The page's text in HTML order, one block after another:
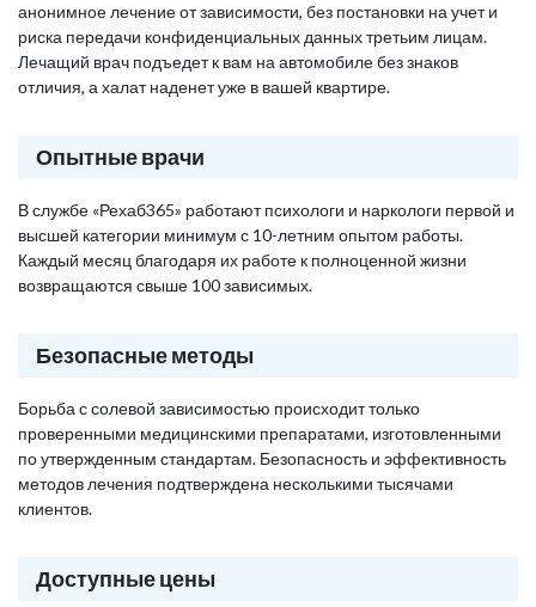
анонимное лечение от зависимости, без постановки на учет и
риска передачи конфиденциальных данных третьим лицам.
Лечащий врач подъедет к вам на автомобиле без знаков
отличия, а халат наденет уже в вашей квартире.
Опытные врачи
В службе «Рехаб365» работают психологи и наркологи первой и
высшей категории минимум с 10-летним опытом работы.
Каждый месяц благодаря их работе к полноценной жизни
возвращаются свыше 100 зависимых.
Безопасные методы
Борьба с солевой зависимостью происходит только
проверенными медицинскими препаратами, изготовленными
по утвержденным стандартам. Безопасность и эффективность
методов лечения подтверждена несколькими тысячами
клиентов.
Доступные цены